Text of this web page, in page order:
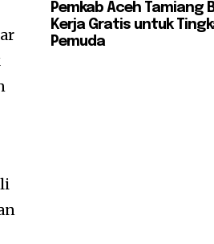
Pemkab Aceh Tamiang
Kerja Gratis untuk
Pemuda